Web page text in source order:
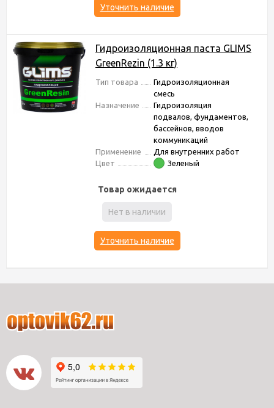
Уточнить наличие
Гидроизоляционная паста GLIMS
GreenRezin (1.3 кг)
Тип товара
Гидроизоляционная
смесь
Назначение
Гидроизоляция
подвалов, фундаментов,
бассейнов, вводов
коммуникаций
Применение
Для внутренних работ
Цвет
Зеленый
Товар ожидается
Нет в наличии
Уточнить наличие